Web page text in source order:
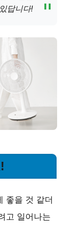
답니다!
좋을 것 같더
고 일어나는